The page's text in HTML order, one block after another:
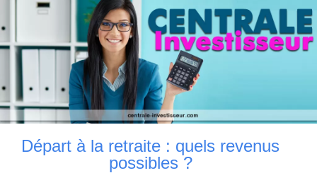
Départ à la retraite : quels revenus
possibles ?